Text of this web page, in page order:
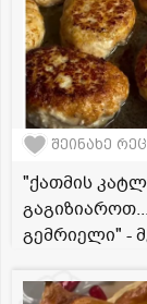
შეინახე
"ქათმის
გემრიელი" -